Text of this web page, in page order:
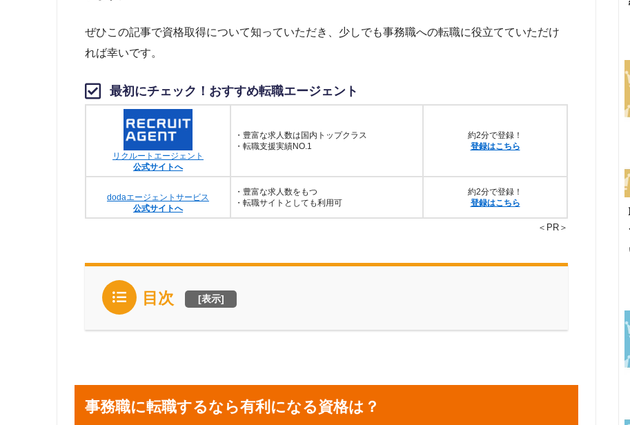
ぜひこの記事で資格取得について知っていただき、少しでも事務職への転職に役立てていただけ
れば幸いです。
最初にチェック！おすすめ転職エージェント
リクルートエージェント
公式サイトへ
・豊富な求人数は国内トップクラス
・転職支援実績NO.1
約2分で登録！
登録はこちら
dodaエージェントサービス
公式サイトへ
・豊富な求人数をもつ
・転職サイトとしても利用可
約2分で登録！
登録はこちら
＜PR＞
目次 [表示]
事務職に転職するなら有利になる資格は？